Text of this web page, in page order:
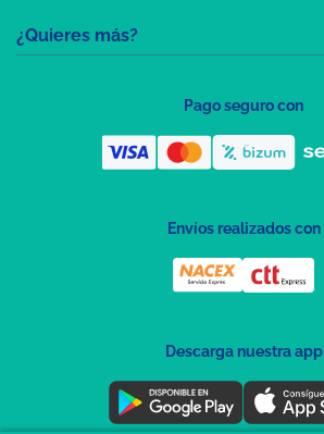
¿Quieres más?
Pago seguro con
Envíos realizados con
Descarga nuestra app